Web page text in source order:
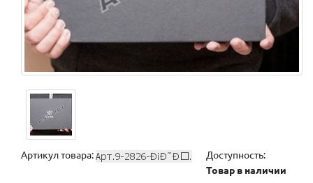
Артикул товара:
Доступность:
Товар в наличии